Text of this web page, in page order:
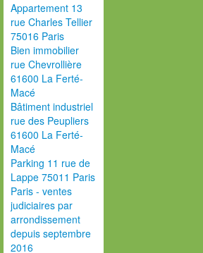
Appartement 13
rue Charles Tellier
75016 Paris
Bien immobilier
rue Chevrollière
61600 La Ferté-
Macé
Bâtiment industriel
rue des Peupliers
61600 La Ferté-
Macé
Parking 11 rue de
Lappe 75011 Paris
Paris - ventes
judiciaires par
arrondissement
depuis septembre
2016